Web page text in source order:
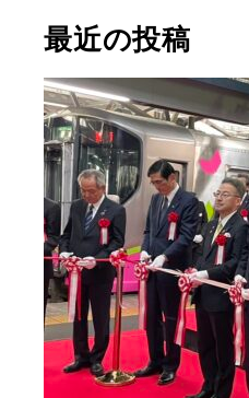
最近の投稿